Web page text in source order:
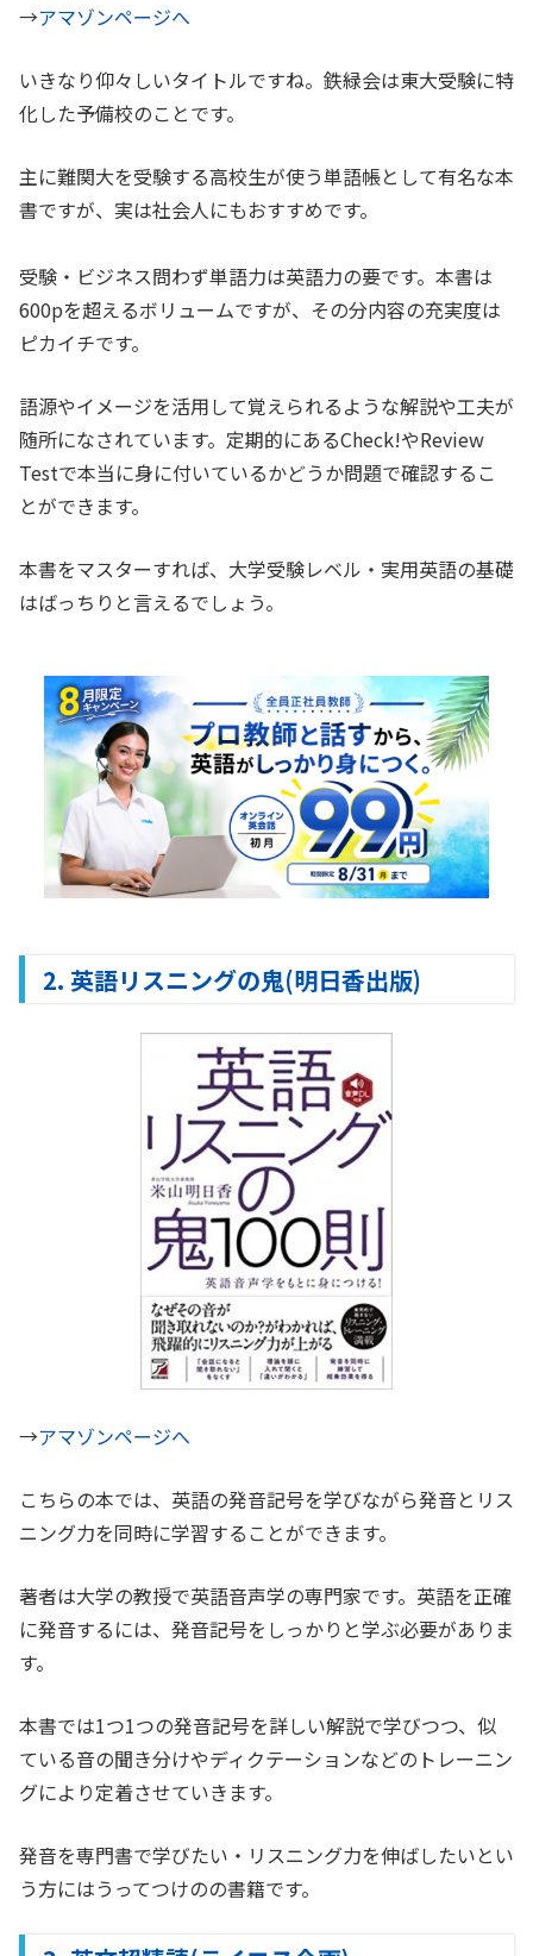
→アマゾンページへ
いきなり仰々しいタイトルですね。鉄緑会は東大受験に特
化した予備校のことです。
主に難関大を受験する高校生が使う単語帳として有名な本
書ですが、実は社会人にもおすすめです。
受験・ビジネス問わず単語力は英語力の要です。本書は
600pを超えるボリュームですが、その分内容の充実度は
ピカイチです。
語源やイメージを活用して覚えられるような解説や工夫が
随所になされています。定期的にあるCheck!やReview
Testで本当に身に付いているかどうか問題で確認するこ
とができます。
本書をマスターすれば、大学受験レベル・実用英語の基礎
はばっちりと言えるでしょう。
2. 英語リスニングの鬼(明日香出版)
→アマゾンページへ
こちらの本では、英語の発音記号を学びながら発音とリス
ニング力を同時に学習することができます。
著者は大学の教授で英語音声学の専門家です。英語を正確
に発音するには、発音記号をしっかりと学ぶ必要がありま
す。
本書では1つ1つの発音記号を詳しい解説で学びつつ、似
ている音の聞き分けやディクテーションなどのトレーニン
グにより定着させていきます。
発音を専門書で学びたい・リスニング力を伸ばしたいとい
う方にはうってつけのの書籍です。